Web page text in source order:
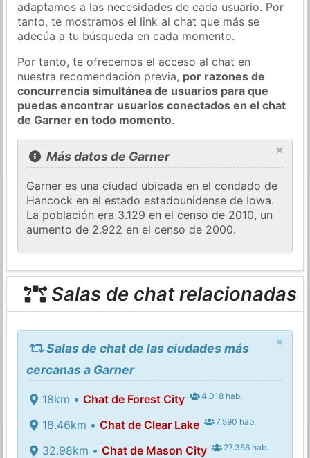
adaptamos a las necesidades de cada usuario. Por
tanto, te mostramos el link al chat que más se
adecúa a tu búsqueda en cada momento.
Por tanto, te ofrecemos el acceso al chat en
nuestra recomendación previa, por razones de
concurrencia simultánea de usuarios para que
puedas encontrar usuarios conectados en el chat
de Garner en todo momento.
×
Más datos de Garner
Garner es una ciudad ubicada en el condado de
Hancock en el estado estadounidense de Iowa.
La población era 3.129 en el censo de 2010, un
aumento de 2.922 en el censo de 2000.
Salas de chat relacionadas
×
Salas de chat de las ciudades más
cercanas a Garner
18km • Chat de Forest City 4.018 hab.
18.46km • Chat de Clear Lake 7.590 hab.
32.98km • Chat de Mason City 27.366 hab.